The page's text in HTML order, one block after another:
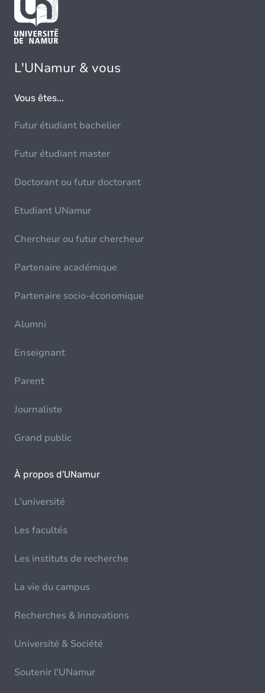
L'UNamur & vous
Vous êtes...
Futur étudiant bachelier
Futur étudiant master
Doctorant ou futur doctorant
Etudiant UNamur
Chercheur ou futur chercheur
Partenaire académique
Partenaire socio-économique
Alumni
Enseignant
Parent
Journaliste
Grand public
À propos d'UNamur
L'université
Les facultés
Les instituts de recherche
La vie du campus
Recherches & Innovations
Université & Société
Soutenir l'UNamur